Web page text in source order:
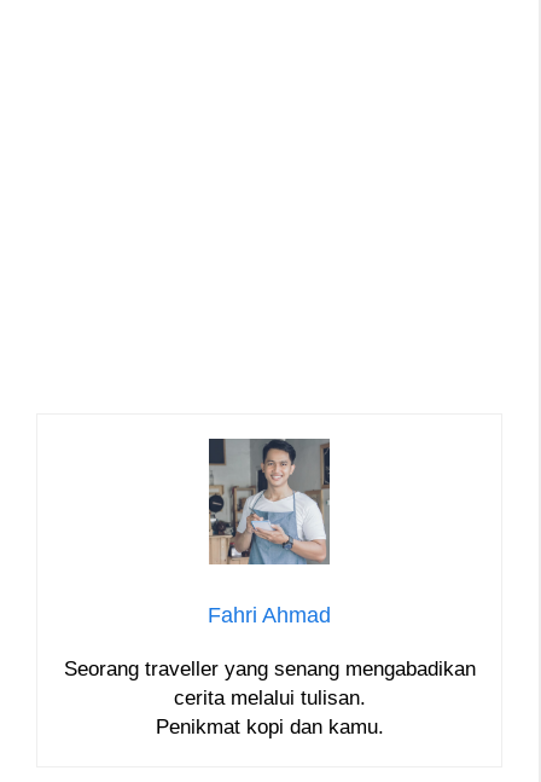
Fahri Ahmad
Seorang traveller yang senang mengabadikan
cerita melalui tulisan.
Penikmat kopi dan kamu.